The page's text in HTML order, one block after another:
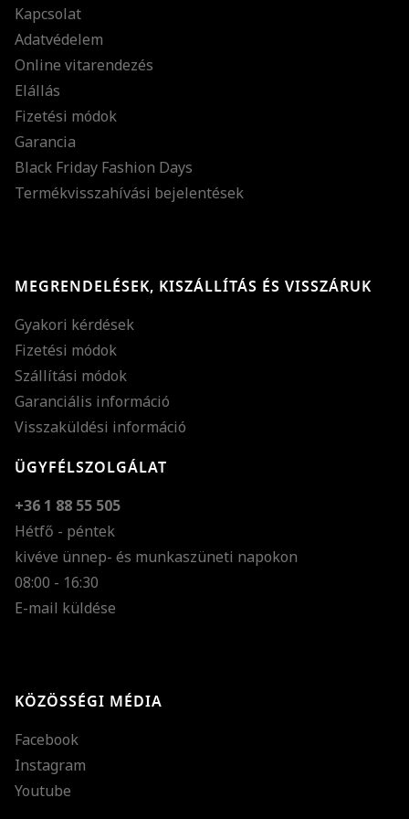
Kapcsolat
Adatvédelem
Online vitarendezés
Elállás
Fizetési módok
Garancia
Black Friday Fashion Days
Termékvisszahívási bejelentések
MEGRENDELÉSEK, KISZÁLLÍTÁS ÉS VISSZÁRUK
Gyakori kérdések
Fizetési módok
Szállítási módok
Garanciális információ
Visszaküldési információ
ÜGYFÉLSZOLGÁLAT
+36 1 88 55 505
Hétfő - péntek
kivéve ünnep- és munkaszüneti napokon
08:00 - 16:30
E-mail küldése
KÖZÖSSÉGI MÉDIA
Facebook
Instagram
Youtube